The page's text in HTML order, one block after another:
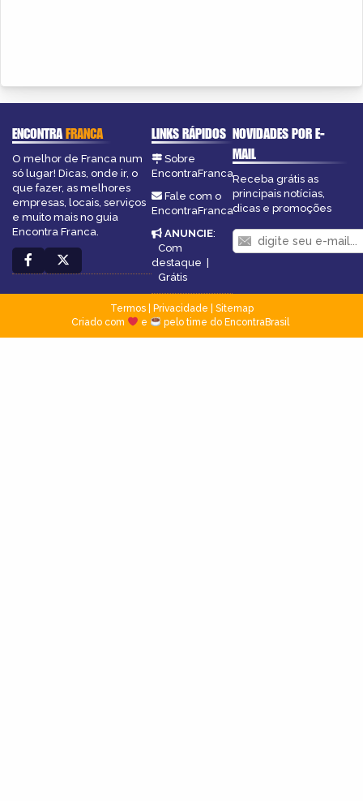
ENCONTRAFRANCA
O melhor de Franca num
só lugar! Dicas, onde ir, o
que fazer, as melhores
empresas, locais, serviços
e muito mais no guia
Encontra Franca.
LINKS RÁPIDOS
Sobre
EncontraFranca
Fale com o
EncontraFranca
ANUNCIE:
Com
destaque |
Grátis
NOVIDADES POR E-
MAIL
Receba grátis as
principais notícias,
dicas e promoções
Termos| Privacidade
Sitemap
Criado com
e pelo time do EncontraBrasil